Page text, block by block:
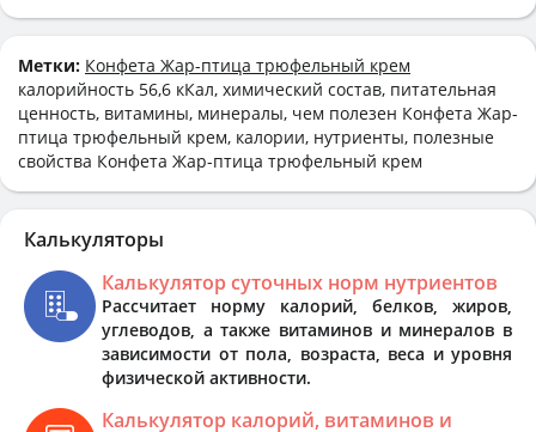
Метки: Конфета Жар-птица трюфельный крем
калорийность 56,6 кКал, химический состав, питательная
ценность, витамины, минералы, чем полезен Конфета Жар-
птица трюфельный крем, калории, нутриенты, полезные
свойства Конфета Жар-птица трюфельный крем
Калькуляторы
Калькулятор суточных норм нутриентов
Рассчитает норму калорий, белков, жиров,
углеводов, а также витаминов и минералов в
зависимости от пола, возраста, веса и уровня
физической активности.
Калькулятор калорий, витаминов и